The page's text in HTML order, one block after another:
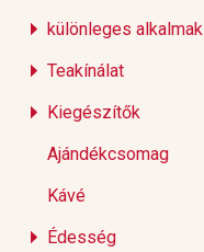
különleges alkalmak
Teakínálat
Kiegészítők
Ajándékcsomag
Kávé
Édesség